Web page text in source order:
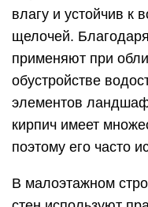
влагу и устойчив к
щелочей.
применяют при
обустройстве
элементов
кирпич имеет
поэтому его часто
В малоэтажном